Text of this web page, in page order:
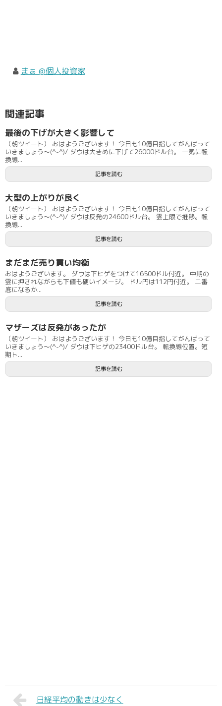
まぁ @個人投資家
関連記事
最後の下げが大きく影響して
（朝ツイート） おはようございます！ 今日も10億目指してがんばって
いきましょう〜(^-^)/ ダウは大きめに下げて26000ドル台。 一気に転
換線...
記事を読む
大型の上がりが良く
（朝ツイート） おはようございます！ 今日も10億目指してがんばって
いきましょう〜(^-^)/ ダウは反発の24600ドル台。 雲上限で推移。転
換線...
記事を読む
まだまだ売り買い均衡
おはようございます。 ダウは下ヒゲをつけて16500ドル付近。 中期の
雲に押されながらも下値も硬いイメージ。 ドル円は112円付近。 二番
底になるか...
記事を読む
マザーズは反発があったが
（朝ツイート） おはようございます！ 今日も10億目指してがんばって
いきましょう〜(^-^)/ ダウは下ヒゲの23400ドル台。 転換線位置。短
期ト...
記事を読む
日経平均の動きは少なく